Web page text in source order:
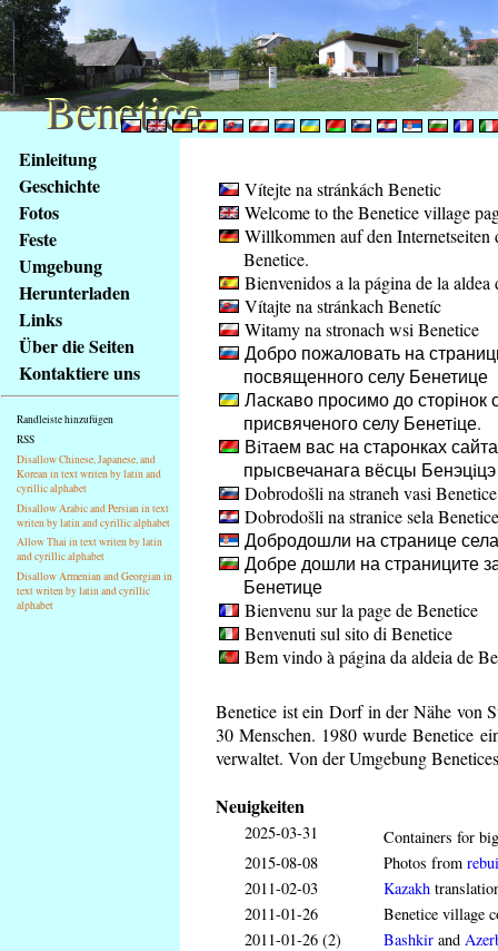
obsah
stránky
Klávesové
zkratky
tomto
webu
základní
Hlavní
strana
Einleitung
Geschichte
Fotos
Feste
Umgebung
Herunterladen
Links
Über die Seiten
Kontaktiere uns
Randleiste hinzufügen
RSS
Disallow Chinese, Japanese, and
Korean in text writen by latin and
cyrillic alphabet
Disallow Arabic and Persian in text
writen by latin and cyrillic alphabet
Allow Thai in text writen by latin
and cyrillic alphabet
Disallow Armenian and Georgian in
text writen by latin and cyrillic
alphabet
Vítejte na stránkách Benetic
Welcome to the Benetice village
Willkommen auf den Internetseiten
Benetice.
Bienvenidos a la página de la aldea
Vítajte na stránkach Benetíc
Witamy na stronach wsi Benetice
Добро пожаловать на
посвященного селу Бенетице
Ласкаво просимо до сторінок
присвяченого селу Бенетiце.
Вiтаем вас на старонках
прысвечанага вёсцы Бенэцiцэ
Dobrodošli na straneh vasi Benetice
Dobrodošli na stranice sela Benetice
Добродошли на странице
Добре дошли на страниците
Бенетице
Bienvenu sur la page de Benetice
Benvenuti sul sito di Benetice
Bem vindo à página da aldeia de
Benetice ist ein Dorf in der Nähe von
30 Menschen. 1980 wurde Benetice
verwaltet. Von der Umgebung
Neuigkeiten
2025-03-31
Containers for
2015-08-08
Photos from
2011-02-03
Kazakh
2011-01-26
Benetice village
2011-01-26 (2)
Bashkir and
Benetice
Benetice